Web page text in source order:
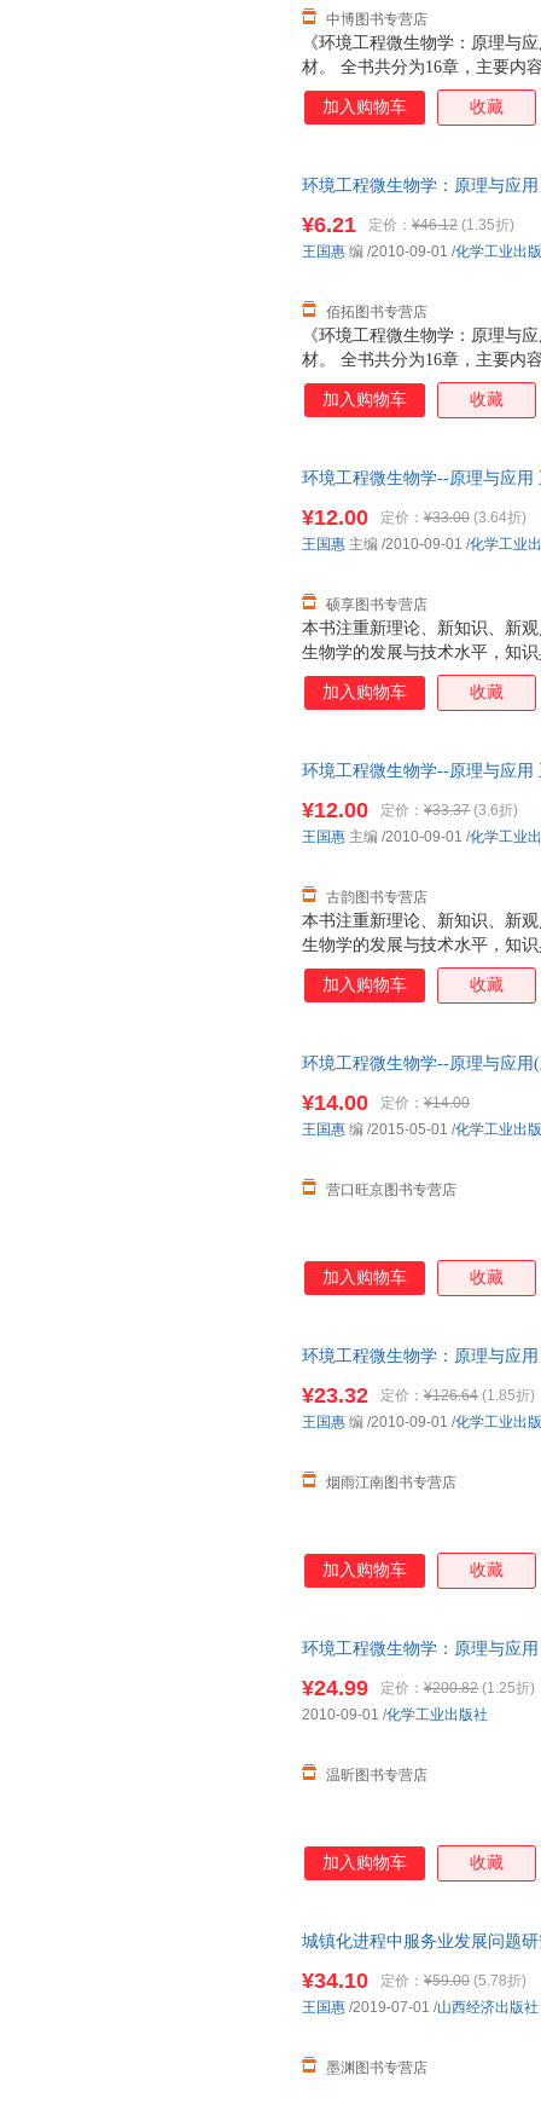
《环境工程微生物学：原理与
材。 全书共分为16章，主要内
生物的营养、代谢、繁殖及其
的降解及其在污染控制中的应
测等专业师生的教材，也可供
中博图书专营店
加入购物车 收藏
环境工程微生物学：原理与应
《环境工程微生物学：原理与
材。 全书共分为16章，主要内
生物的营养、代谢、繁殖及其
的降解及其在污染控制中的应
测等专业师生的教材，也可供
¥6.21 定价： ¥46.12 (1.35折)
佰拓图书专营店
王国惠 编 /2010-09-01 /化学工业出
加入购物车 收藏
环境工程微生物学--原理与应
本书注重新理论、新知识、新
生物学的发展与技术水平，知
且强调实际应用，书中大量介
境微生物治理技术。 该书语言
¥12.00 定价： ¥33.00 (3.64折)
硕享图书专营店
王国惠 主编 /2010-09-01 /化学工业
加入购物车 收藏
环境工程微生物学--原理与应
本书注重新理论、新知识、新
生物学的发展与技术水平，知
且强调实际应用，书中大量介
境微生物治理技术。 该书语言
¥12.00 定价： ¥33.37 (3.6折)
古韵图书专营店
王国惠 主编 /2010-09-01 /化学工业
加入购物车 收藏
环境工程微生物学--原理与应
¥14.00 定价： ¥14.00
营口旺京图书专营店
王国惠 编 /2015-05-01 /化学工业出
加入购物车 收藏
环境工程微生物学：原理与应
¥23.32 定价： ¥126.64 (1.85折)
烟雨江南图书专营店
王国惠 编 /2010-09-01 /化学工业出
加入购物车 收藏
环境工程微生物学：原理与应
¥24.99 定价： ¥200.82 (1.25折)
温昕图书专营店
2010-09-01 /化学工业出版社
加入购物车 收藏
城镇化进程中服务业发展问题
¥34.10 定价： ¥59.00 (5.78折)
墨渊图书专营店
王国惠 /2019-07-01 /山西经济出版社